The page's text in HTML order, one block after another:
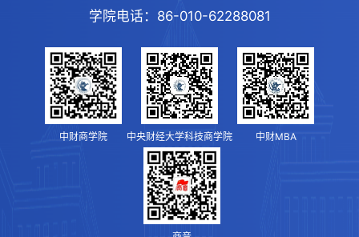
学院电话： 86-010-62288081
中财商学院 中央财经大学科技商学院 中财MBA